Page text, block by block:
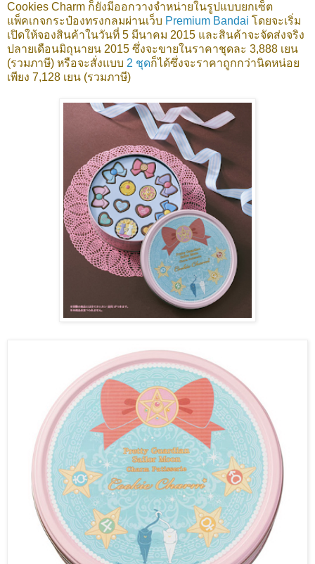
Cookies Charm ก็ยังมีออกวางจำหน่ายในรูปแบบยกเซ็ต
แพ็คเกจกระป๋องทรงกลมผ่านเว็บ Premium Bandai โดยจะเริ่ม
เปิดให้จองสินค้าในวันที่ 5 มีนาคม 2015 และสินค้าจะจัดส่งจริง
ปลายเดือนมิถุนายน 2015 ซึ่งจะขายในราคาชุดละ 3,888 เยน
(รวมภาษี) หรือจะสั่งแบบ 2 ชุดก็ได้ซึ่งจะราคาถูกกว่านิดหน่อย
เพียง 7,128 เยน (รวมภาษี)